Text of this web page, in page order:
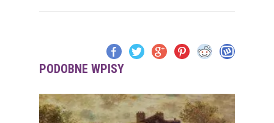
PODOBNE WPISY